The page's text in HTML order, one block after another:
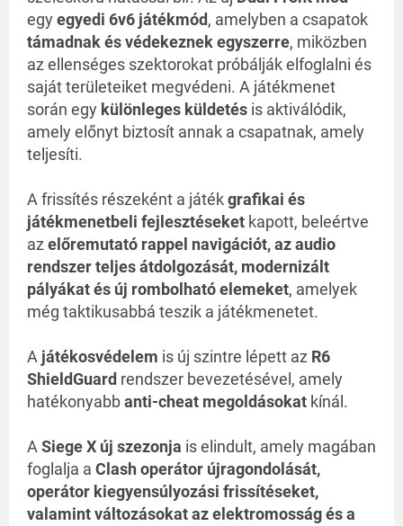
egyegyedi 6v6 játékmód, amelyben a csapatok
támadnak és védekeznek egyszerre, miközben
az ellenséges szektorokat próbálják elfoglalni és
saját területeiket megvédeni. A játékmenet
során egy különleges küldetés is aktiválódik,
amely előnyt biztosít annak a csapatnak, amely
teljesíti.
A frissítés részeként a játékgrafikai és
játékmenetbeli fejlesztéseket kapott, beleértve
azelőremutató rappel navigációt, az audio
rendszer teljes átdolgozását, modernizált
pályákat és új rombolható elemeket, amelyek
még taktikusabbá teszik a játékmenetet.
A játékosvédelem is új szintre lépett az R6
ShieldGuard rendszer bevezetésével, amely
hatékonyabbanti-cheat megoldásokat kínál.
ASiege X új szezonja is elindult, amely magában
foglalja a Clash operátor újragondolását,
operátor kiegyensúlyozási frissítéseket,
valamint változásokat az elektromosság és a